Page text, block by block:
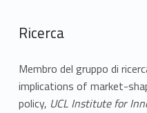
Ricerca
Membro del gruppo di
implications of market-
policy, UCL Institute for